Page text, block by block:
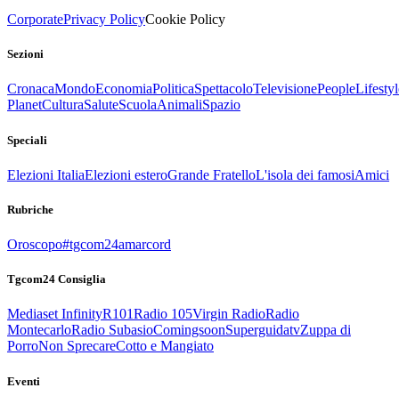
CorporatePrivacy PolicyCookie Policy
Sezioni
CronacaMondoEconomiaPoliticaSpettacoloTelevisionePeople
PlanetCulturaSaluteScuolaAnimaliSpazio
Speciali
Elezioni ItaliaElezioni esteroGrande FratelloL'isola dei famosiAmici
Rubriche
Oroscopo#tgcom24amarcord
Tgcom24 Consiglia
Mediaset InfinityR101Radio 105Virgin RadioRadio
MontecarloRadio SubasioComingsoonSuperguidatvZuppa di
PorroNon SprecareCotto e Mangiato
Eventi